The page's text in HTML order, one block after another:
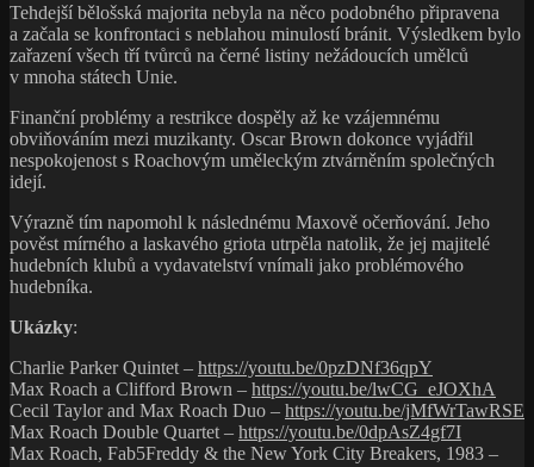
Tehdejší bělošská majorita nebyla na něco podobného připravena
a začala se konfrontaci s neblahou minulostí bránit. Výsledkem bylo
zařazení všech tří tvůrců na černé listiny nežádoucích umělců
v mnoha státech Unie.
Finanční problémy a restrikce dospěly až ke vzájemnému
obviňováním mezi muzikanty. Oscar Brown dokonce vyjádřil
nespokojenost s Roachovým uměleckým ztvárněním společných
idejí.
Výrazně tím napomohl k následnému Maxově očerňování. Jeho
pověst mírného a laskavého griota utrpěla natolik, že jej majitelé
hudebních klubů a vydavatelství vnímali jako problémového
hudebníka.
Ukázky:
Charlie Parker Quintet – https://youtu.be/0pzDNf36qpY
Max Roach a Clifford Brown – https://youtu.be/lwCG_eJOXhA
Cecil Taylor and Max Roach Duo – https://youtu.be/jMfWrTawRSE
Max Roach Double Quartet – https://youtu.be/0dpAsZ4gf7I
Max Roach, Fab5Freddy & the New York City Breakers, 1983 –